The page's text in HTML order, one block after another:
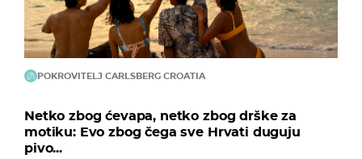
POKROVITELJ CARLSBERG CROATIA
Netko zbog ćevapa, netko zbog drške za
motiku: Evo zbog čega sve Hrvati duguju
pivo...